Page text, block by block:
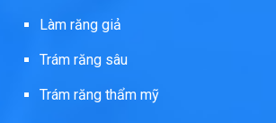
Làm răng giả
Trám răng sâu
Trám răng thẩm mỹ